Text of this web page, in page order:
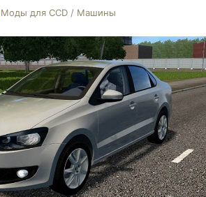
Моды для CCD / Машины